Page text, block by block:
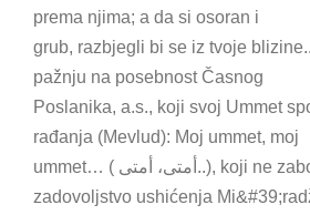
prema njima; a da si osoran i
grub, razbjegli bi se iz tvoje
pažnju na posebnost Časnog
Poslanika, a.s., koji svoj Ummet
rađanja (Mevlud): Moj ummet, moj
ummet… ( أمتى، أمتى..), koji ne zaboravlja podijeliti
zadovoljstvo ushićenja